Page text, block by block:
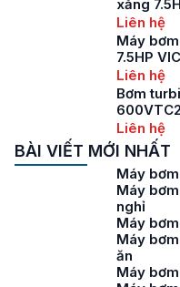
xăng
Liên hệ
Máy
7.5HP
Liên hệ
Bơm
Liên hệ
BÀI VIẾT MỚI NHẤT
Máy
Máy
nghỉ
Máy
Máy
ăn
Máy